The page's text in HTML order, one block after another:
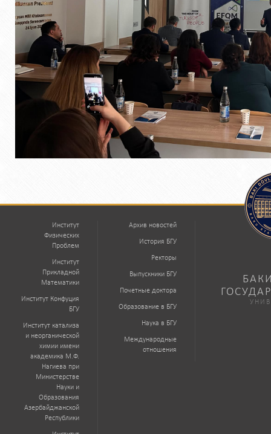
Институт
Физических
Проблем
Институт
Прикладной
Математики
Институт Конфуция
БГУ
Институт катализа
и неорганической
химии имени
академика М.Ф.
Нагиева при
Министерстве
Науки и
Образования
Азербайджанской
Республики
Архив новостей
История БГУ
Ректоры
Выпускники БГУ
Почетные доктора
Образование в БГУ
Наука в БГУ
Международные
отношения